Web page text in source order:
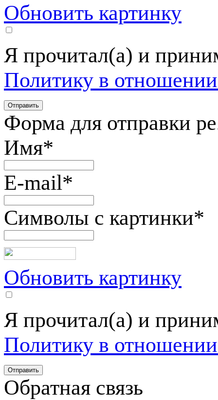
Обновить картинку
Я прочитал(а) и
Политику в
Форма для отправки
Имя*
E-mail*
Символы с картинки*
Обновить картинку
Я прочитал(а) и
Политику в
Обратная связь